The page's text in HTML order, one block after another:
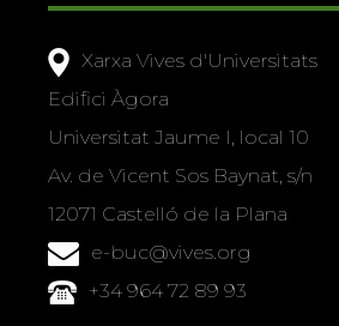
Xarxa Vives d'Universitats
Edifici Àgora
Universitat Jaume I, local 10
Av. de Vicent Sos Baynat, s/n
12071 Castelló de la Plana
e-buc@vives.org
+34 964 72 89 93